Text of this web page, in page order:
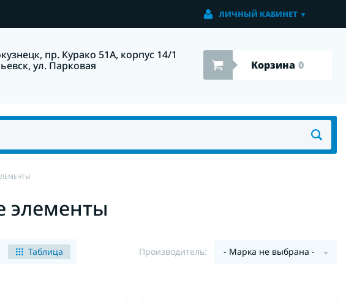
ЛИЧНЫЙ КАБИНЕТ ▼
пр. Курако 51А, корпус 14/1
ул. Парковая
Корзина 0
элементы
Таблица Производитель: - Марка не выбрана -